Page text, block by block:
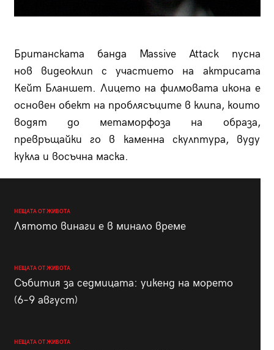
Британската банда Massive Attack пусна
нов видеоклип с участието на актрисата
Кейт Бланшет. Лицето на филмовата икона е
основен обект на проблясъците в клипа, които
водят до метаморфоза на образа,
превръщайки го в каменна скулптура, вуду
кукла и восъчна маска.
НЕЩАТА ОТ ЖИВОТА
Лятото винаги е в минало време
НЕЩАТА ОТ ЖИВОТА
Събития за седмицата: уикенд на морето
(6–9 август)
НЕЩАТА ОТ ЖИВОТА